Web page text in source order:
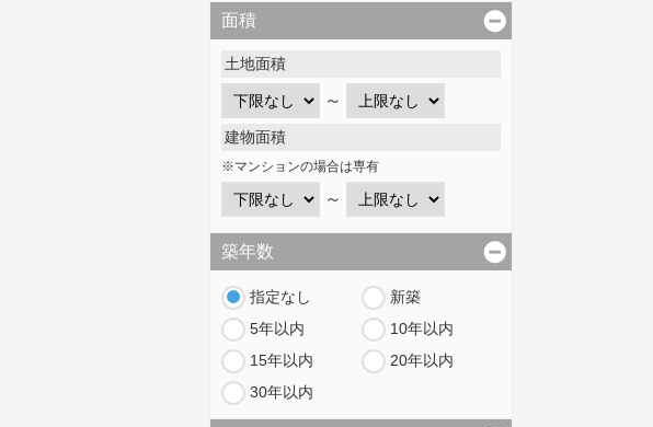
面積
土地面積
～
建物面積
※マンションの場合は専有
～
築年数
指定なし
新築
5年以内
10年以内
15年以内
20年以内
30年以内